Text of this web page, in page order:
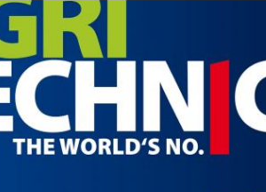
Редукторы
для Bondioli & Pavesi
параллельными валами